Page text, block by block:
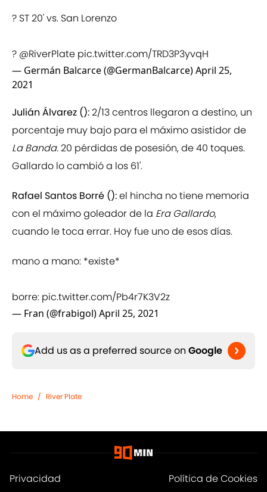
? ST 20' vs. San Lorenzo
? @RiverPlate pic.twitter.com/TRD3P3yvqH
— Germán Balcarce (@GermanBalcarce)April 25,
2021
Julián Álvarez ():2/13 centros llegaron a destino, un
porcentaje muy bajo para el máximo asistidor de
La Banda.20 pérdidas de posesión, de 40 toques.
Gallardo lo cambió a los 61'.
Rafael Santos Borré ():el hincha no tiene memoria
con el máximo goleador de la Era Gallardo,
cuando le toca errar. Hoy fue uno de esos días.
mano a mano: *existe*
borre: pic.twitter.com/Pb4r7K3V2z
— Fran (@frabigol)April 25, 2021
Add us as a preferred source on Google
Home / River Plate
Privacidad Política de Cookies